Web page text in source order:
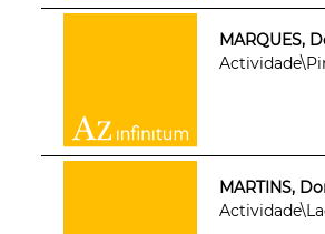
MARQUES,
MARTINS,